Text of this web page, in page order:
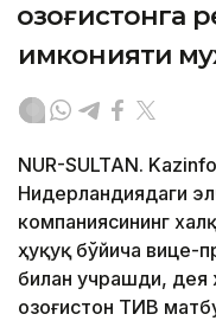
Қозоғистонга
имконияти
NUR-SULTAN.
Нидерландиядаги
компаниясининг
ҳуқуқ бўйича вице-
билан учрашди, дея
Қозоғистон ТИВ